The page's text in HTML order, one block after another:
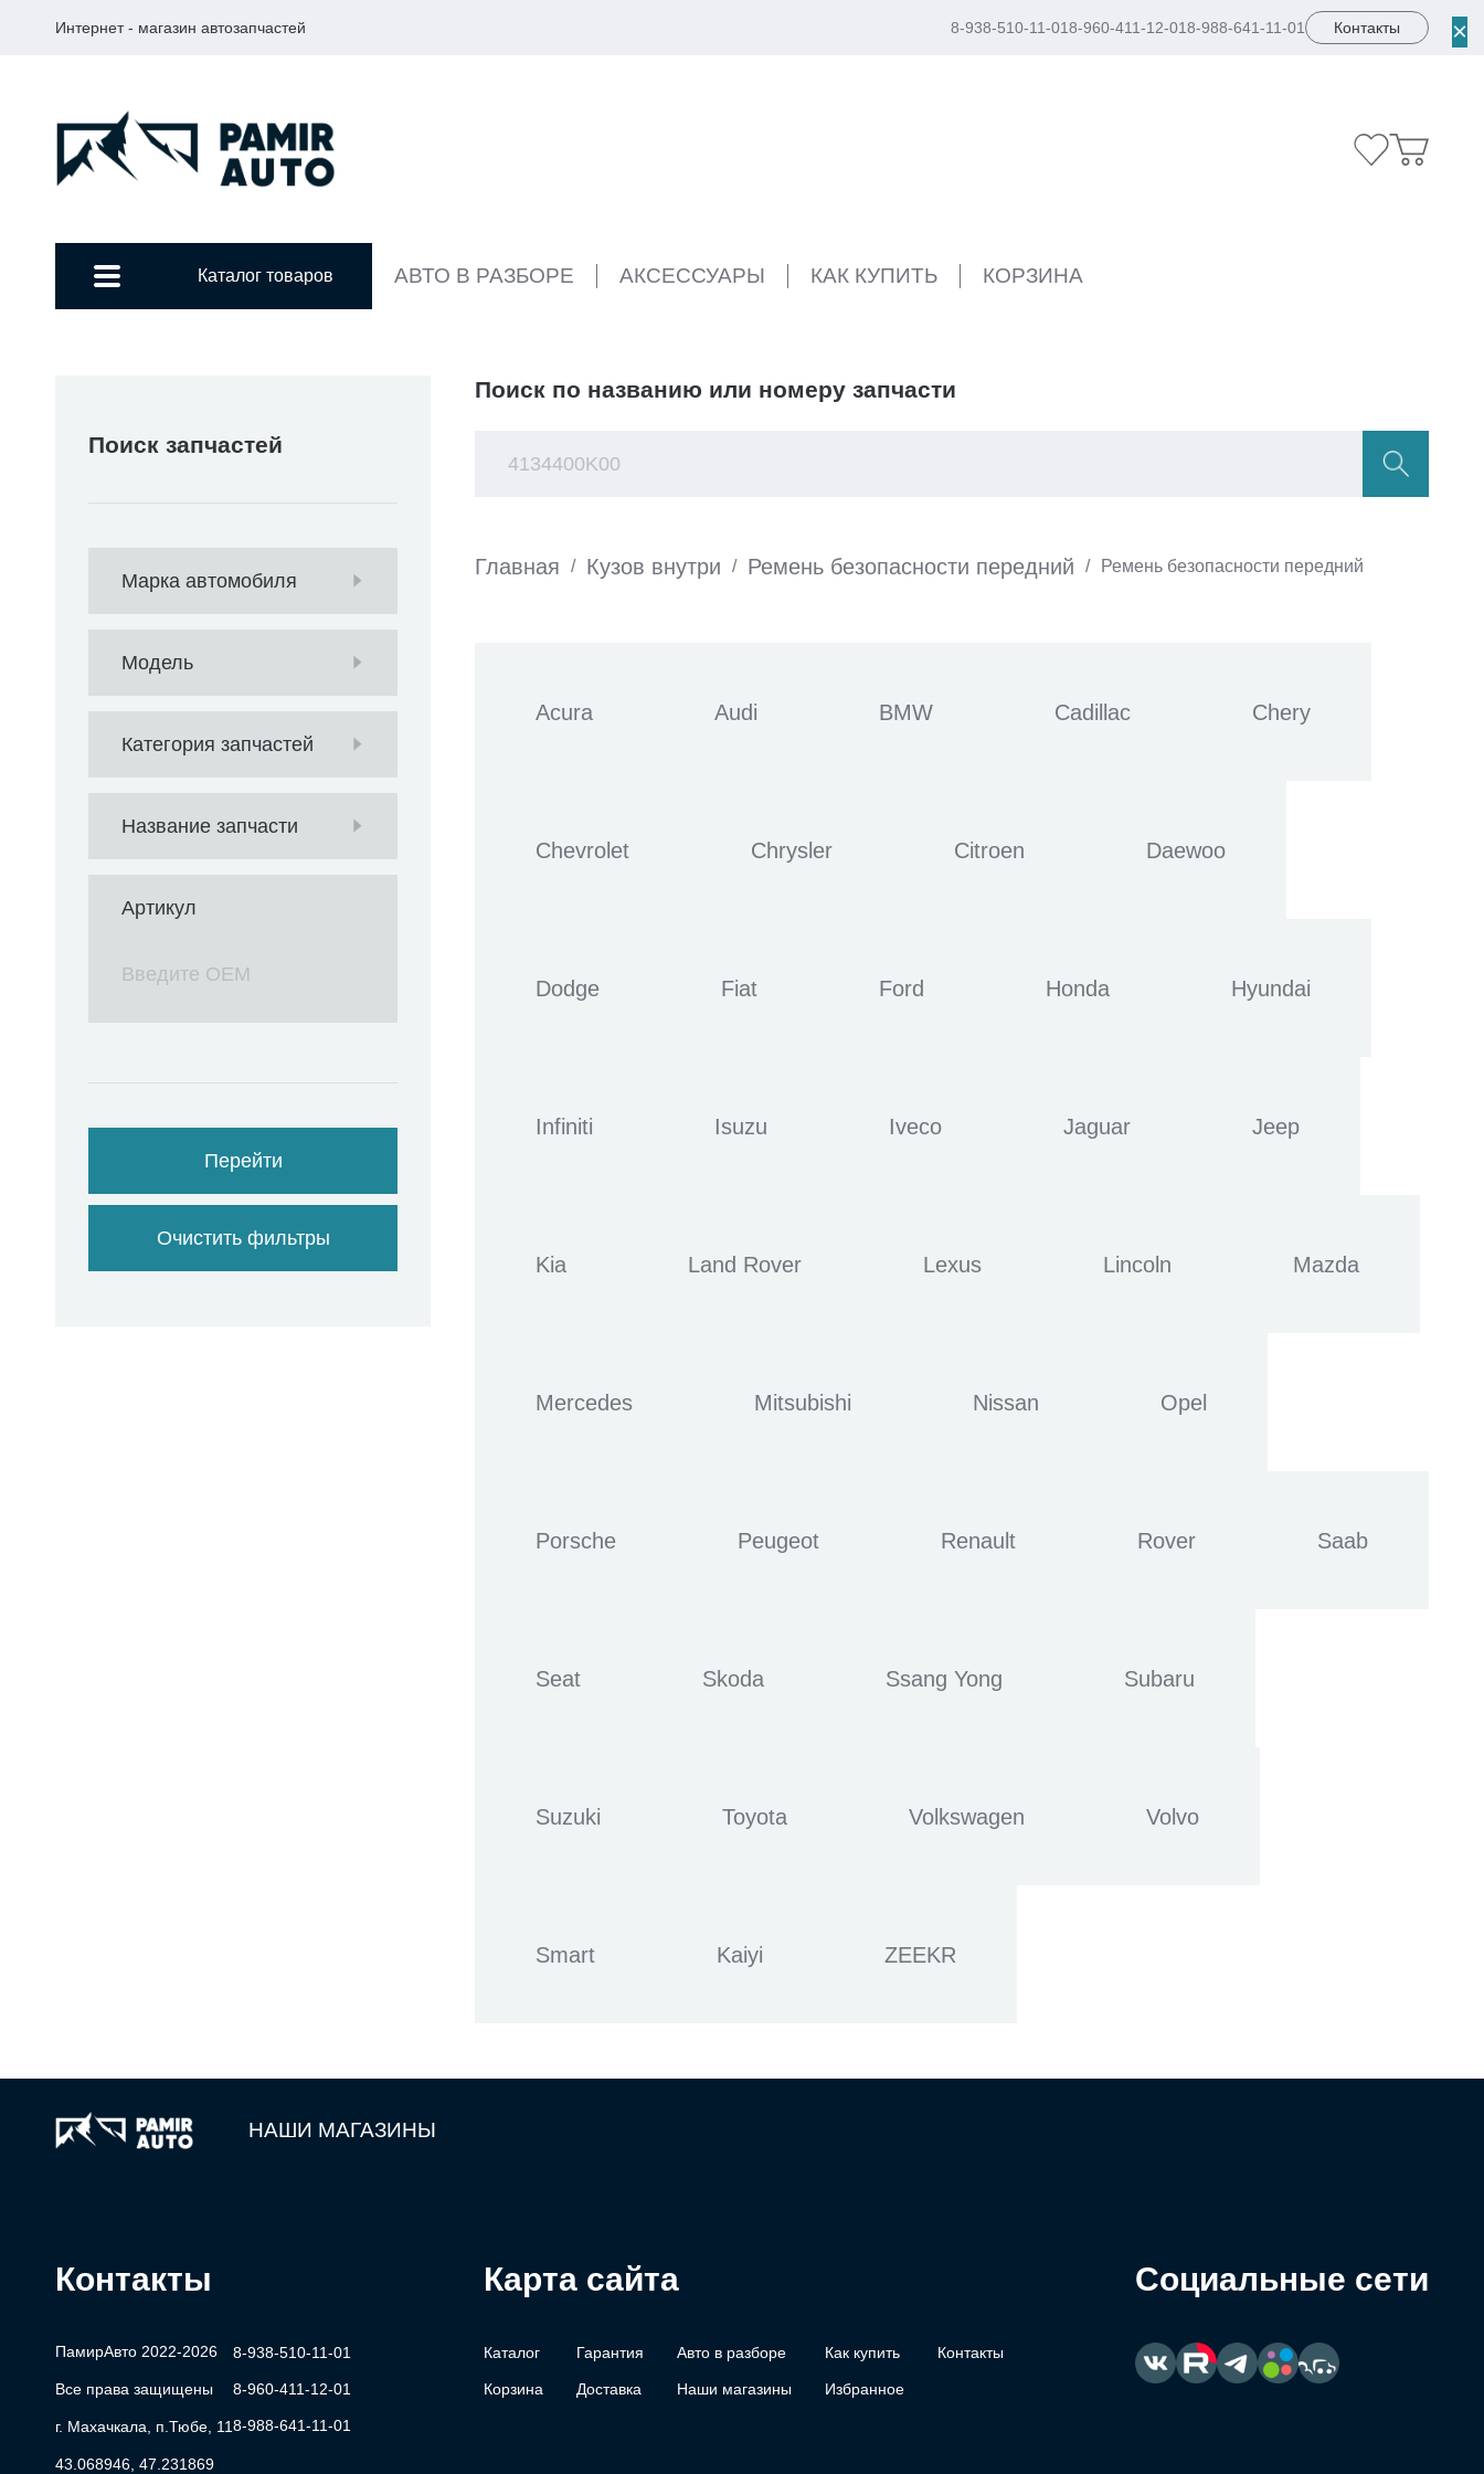
Интернет - магазин автозапчастей 8-938-510-11-018-960-411-12-018-988-641-11-01 Контакты
Каталог товаров АВТО В РАЗБОРЕ АКСЕССУАРЫ КАК КУПИТЬ КОРЗИНА
×
Поиск запчастей
Марка автомобиля
Модель
Категория запчастей
Название запчасти
Артикул
Перейти
Очистить фильтры
Поиск по названию или номеру запчасти
Главная / Кузов внутри / Ремень безопасности передний / Ремень безопасности передний
Acura Audi BMW Cadillac Chery
Chevrolet Chrysler Citroen Daewoo
Dodge Fiat Ford Honda Hyundai
Infiniti Isuzu Iveco Jaguar Jeep
Kia Land Rover Lexus Lincoln Mazda
Mercedes Mitsubishi Nissan Opel
Porsche Peugeot Renault Rover Saab
Seat Skoda Ssang Yong Subaru
Suzuki Toyota Volkswagen Volvo
Smart Kaiyi ZEEKR
НАШИ МАГАЗИНЫ
Контакты
ПамирАвто 2022-2026
Все права защищены
г. Махачкала, п.Тюбе, 11
43.068946, 47.231869
8-938-510-11-01
8-960-411-12-01
8-988-641-11-01
Карта сайта
Каталог Гарантия Авто в разборе Как купить Контакты
Корзина Доставка Наши магазины Избранное
Социальные сети